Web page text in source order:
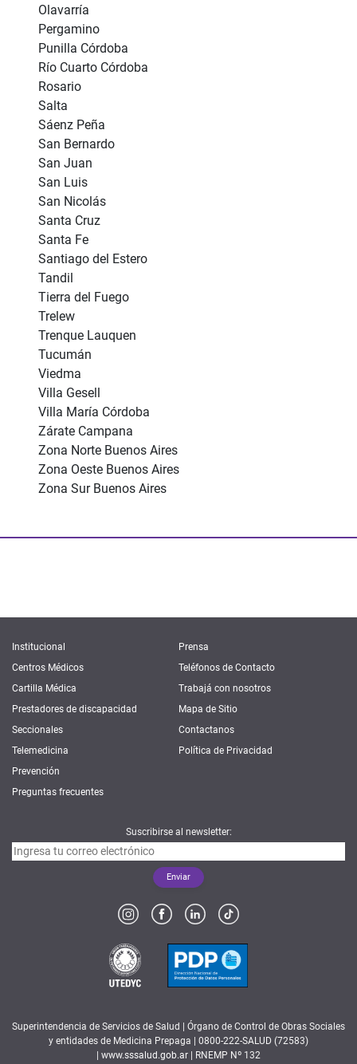
Olavarría
Pergamino
Punilla Córdoba
Río Cuarto Córdoba
Rosario
Salta
Sáenz Peña
San Bernardo
San Juan
San Luis
San Nicolás
Santa Cruz
Santa Fe
Santiago del Estero
Tandil
Tierra del Fuego
Trelew
Trenque Lauquen
Tucumán
Viedma
Villa Gesell
Villa María Córdoba
Zárate Campana
Zona Norte Buenos Aires
Zona Oeste Buenos Aires
Zona Sur Buenos Aires
Institucional
Centros Médicos
Cartilla Médica
Prestadores de discapacidad
Seccionales
Telemedicina
Prevención
Preguntas frecuentes
Prensa
Teléfonos de Contacto
Trabajá con nosotros
Mapa de Sitio
Contactanos
Política de Privacidad
Suscribirse al newsletter:
Superintendencia de Servicios de Salud | Órgano de Control de Obras Sociales
y entidades de Medicina Prepaga | 0800-222-SALUD (72583)
www.sssalud.gob.ar | RNEMP Nº 132